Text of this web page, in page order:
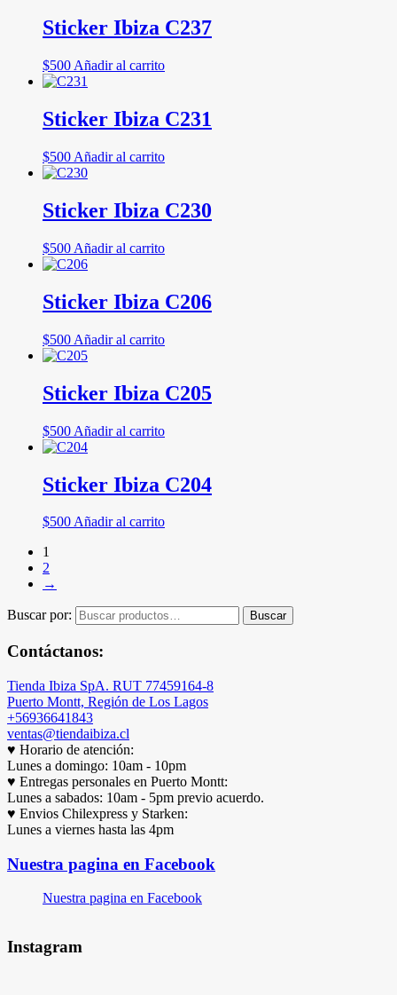
Sticker Ibiza C237
$500 Añadir al carrito
Sticker Ibiza C231
$500 Añadir al carrito
Sticker Ibiza C230
$500 Añadir al carrito
Sticker Ibiza C206
$500 Añadir al carrito
Sticker Ibiza C205
$500 Añadir al carrito
Sticker Ibiza C204
$500Añadir al carrito
1
2
→
Buscar por: Buscar
Contáctanos:
Tienda Ibiza SpA. RUT 77459164-8
Puerto Montt, Región de Los Lagos
+56936641843
ventas@tiendaibiza.cl
♥ Horario de atención:
Lunes a domingo: 10am - 10pm
♥ Entregas personales en Puerto Montt:
Lunes a sabados: 10am - 5pm previo acuerdo.
♥ Envios Chilexpress y Starken:
Lunes a viernes hasta las 4pm
Nuestra pagina en Facebook
Nuestra pagina en Facebook
Instagram